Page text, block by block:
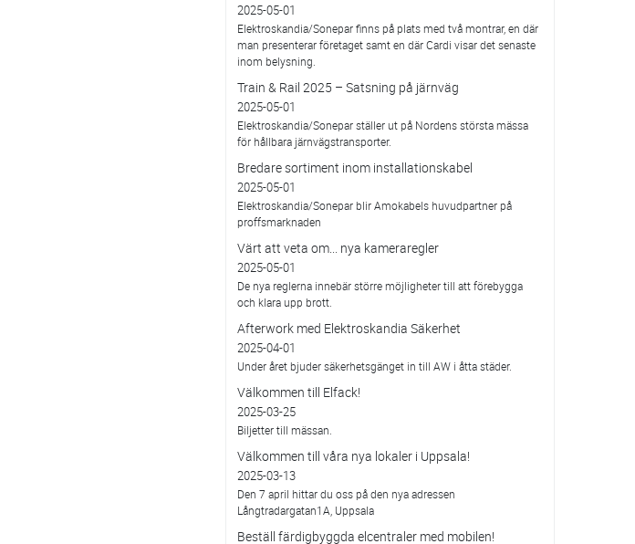
2025-05-01
Elektroskandia/Sonepar finns på plats med två montrar, en där
man presenterar företaget samt en där Cardi visar det senaste
inom belysning.
Train & Rail 2025 – Satsning på järnväg
2025-05-01
Elektroskandia/Sonepar ställer ut på Nordens största mässa
för hållbara järnvägstransporter.
Bredare sortiment inom installationskabel
2025-05-01
Elektroskandia/Sonepar blir Amokabels huvudpartner på
proffsmarknaden
Värt att veta om... nya kameraregler
2025-05-01
De nya reglerna innebär större möjligheter till att förebygga
och klara upp brott.
Afterwork med Elektroskandia Säkerhet
2025-04-01
Under året bjuder säkerhetsgänget in till AW i åtta städer.
Välkommen till Elfack!
2025-03-25
Biljetter till mässan.
Välkommen till våra nya lokaler i Uppsala!
2025-03-13
Den 7 april hittar du oss på den nya adressen
Långtradargatan1A, Uppsala
Beställ färdigbyggda elcentraler med mobilen!